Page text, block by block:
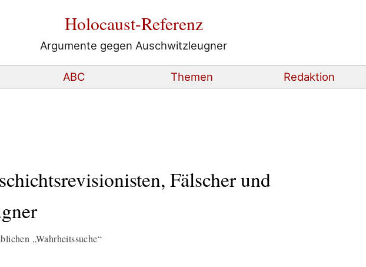
Holocaust-Referenz
Argumente gegen Auschwitzleugner
ABC Themen Redaktion
Fälscher und
„Wahrheitssuche“